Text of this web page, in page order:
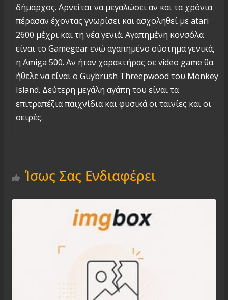
δήμαρχος. Αρνείται να μεγαλώσει αν και τα χρόνια
πέρασαν έχοντας γνωρίσει και ασχοληθεί με atari
2600 μέχρι και τη νέα γενιά. Αγαπημένη κονσόλα
είναι το Gamegear ενώ αγαπημένο σύστημα γενικά,
η Amiga 500. Αν ήταν χαρακτήρας σε video game θα
ήθελε να είναι ο Guybrush Threepwood του Monkey
Island. Δεύτερη μεγάλη αγάπη του είναι τα
επιτραπέζια παιχνίδια και φυσικά οι ταινίες και οι
σειρές.
Ίσως Σας Ενδιαφέρει